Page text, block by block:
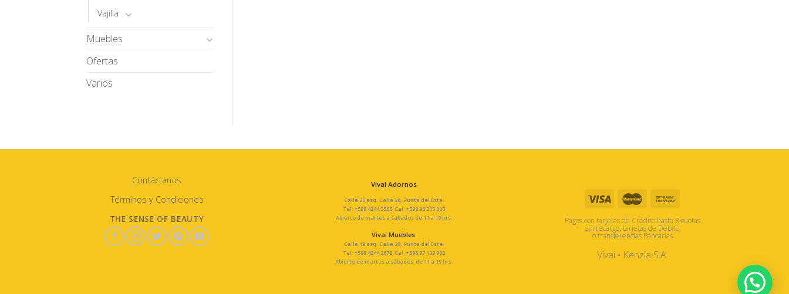
Vajilla
Muebles
Ofertas
Varios
Contáctanos
Términos y Condiciones
THE SENSE OF BEAUTY
Vivai Adornos
Calle 20 esq. Calle 30, Punta del Este.
Tel: +598 4244 3566 Cel: +598 96 215 000
Abierto de martes a sabados de 11 a 19 hrs.
Vivai Muebles
Calle 18 esq. Calle 29, Punta del Este.
Tel: +598 4244 2678 Cel: +598 97 109 900
Abierto de martes a sábados de 11 a 19 hrs.
Pagos con tarjetas de Crédito hasta 3 cuotas
sin recargo, tarjetas de Débito
o transferencias Bancarias
Vivai - Kenzia S.A.